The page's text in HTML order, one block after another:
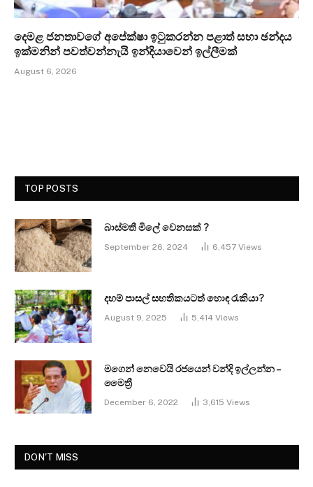
දෙමළ ජනතාවගේ අපේක්ෂා ඉටුකරන්න පළාත් සභා ඡන්දය
ඉක්මනින් පවත්වන්නැයි ඉන්දියාවෙන් ඉල්ලීමක්
August 6, 2026
TOP POSTS
බාස්මතී මිලේ වෙනසක් ?
September 26, 2024 6,457 Views
දහම් පාසල් සහතිකයටත් හොඳ රැකියා?
August 9, 2025 5,414 Views
මගෙන් නෙවෙයි රජයෙන් වන්දි ඉල්ලන්න –
මෛත්‍රී
December 6, 2022 3,615 Views
DON'T MISS